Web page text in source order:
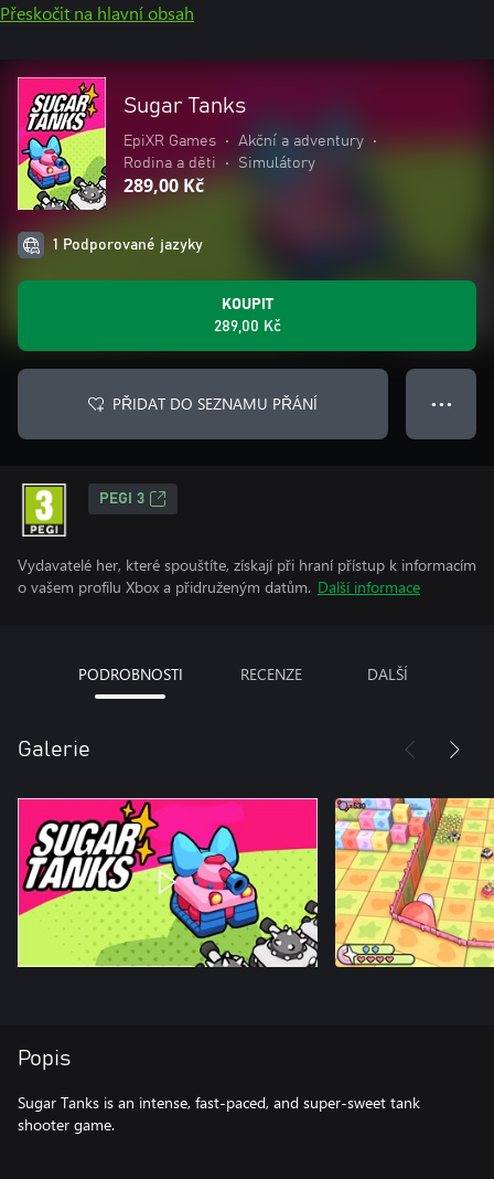
Přeskočit na hlavní obsah
Sugar Tanks
EpiXR Games • Akční a adventury
•
Rodina a děti
• Simulátory
289,00 Kč
1 Podporované jazyky
KOUPIT
289,00 Kč
PŘIDAT DO SEZNAMU PŘÁNÍ ● ● ●
PEGI 3
Vydavatelé her, které spouštíte, získají při hraní přístup k informacím
o vašem profilu Xbox a přidruženým datům. Další informace
PODROBNOSTI RECENZE DALŠÍ
Galerie
Popis
Sugar Tanks is an intense, fast-paced, and super-sweet tank
shooter game.